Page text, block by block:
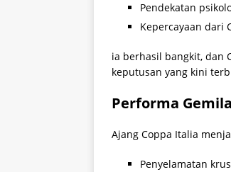
Pendekatan
Kepercayaan dari
ia berhasil bangkit, dan
keputusan yang kini
Performa
Ajang Coppa Italia
Penyelamatan